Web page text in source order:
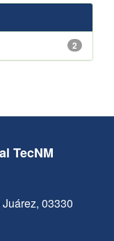
2
TecNM
03330